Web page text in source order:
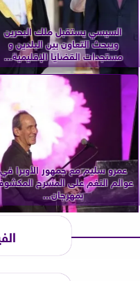
السيسي يستقبل ملك البحرين
ويبحث التعاون بين البلدين و
مستجدات القضايا الإقليمية...
عمرو سليم مع جمهور الأوبرا في
عوالم النغم على المسرح
بمهرجان...